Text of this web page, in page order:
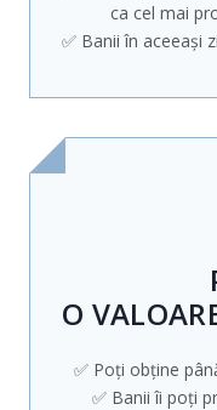
ca cel mai
✅ Banii în aceeași
O
✅ Poți obține
✅ Banii îi poți